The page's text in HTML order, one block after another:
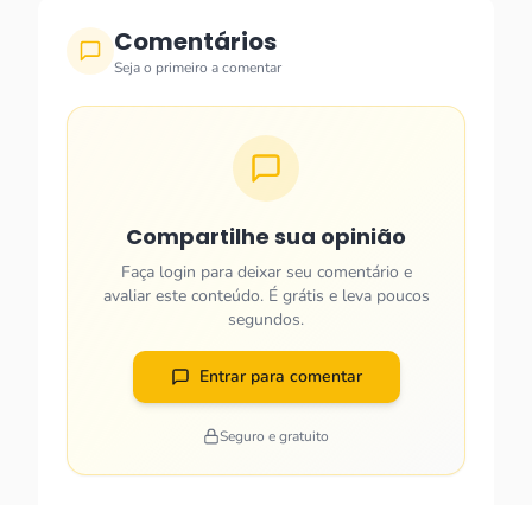
Comentários
Seja o primeiro a comentar
Compartilhe sua opinião
Faça login para deixar seu comentário e
avaliar este conteúdo. É grátis e leva poucos
segundos.
Entrar para comentar
Seguro e gratuito